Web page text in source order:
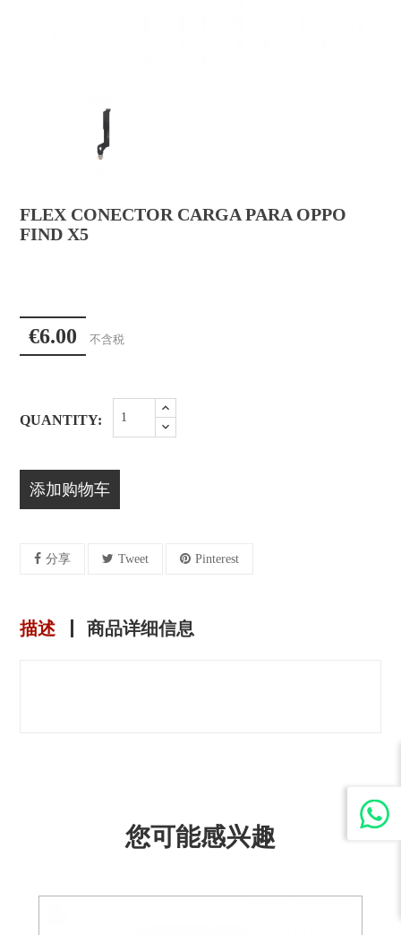
FLEX CONECTOR CARGA PARA OPPO
FIND X5
€6.00 不含税
QUANTITY:
添加购物车
分享 Tweet Pinterest
描述 商品详细信息
您可能感兴趣